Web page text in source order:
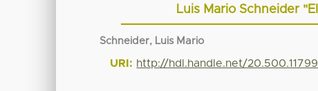
Luis Mario Schneider
Schneider, Luis Mario
URI: http://hdl.handle.net/